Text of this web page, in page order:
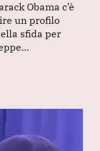
Obama c’è
un profilo
sfida per